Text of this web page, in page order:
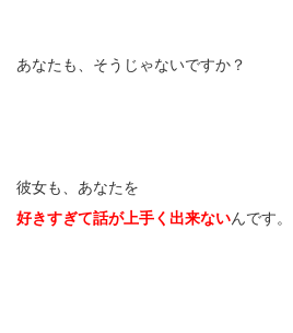
あなたも、そうじゃないですか？
彼女も、あなたを
好きすぎて話が上手く出来ないんです。